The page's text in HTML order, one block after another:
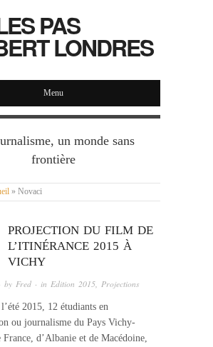
PAS
LONDRES
Menu
un monde sans
frontière
» Novaci
PROJECTION DU FILM DE
L’ITINÉRANCE 2015 À
VICHY
· by Fred · in Edition 2015, Projections
2015, 12 étudiants en
ou journalisme du Pays Vichy-
d’Albanie et de Macédoine,